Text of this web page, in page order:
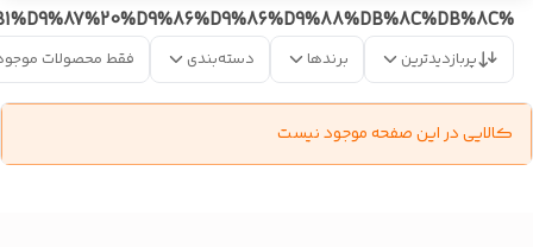
%DA%AF%D9%87%D9%88%D8%A7%D8%B1%D9%87%20%D9%86%D9%86%D9%88%DB%8C%DB%8C
پربازدیدترین برندها دسته‌بندی فقط محصولات
کالایی در این صفحه موجود نیست